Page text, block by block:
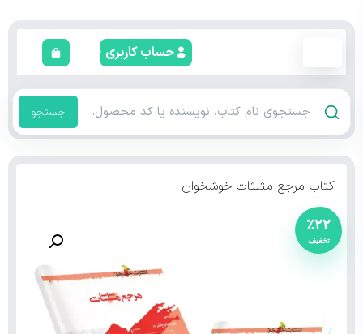
حساب کاربری
جستجو
کتاب مرجع مثلثات خوشخوان
٪۲۲